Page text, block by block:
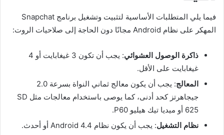
فيما يلي المتطلبات الأساسية لتثبيت وتشغيل برنامج
المهكر على نظام
مجانًا دون الحاجة إلى صلاحيات الروت:
ذاكرة الوصول العشوائي: يجب أن تكون غيغابايت أو
غيغابايت على الأقل.
المعالج: يجب أن يكون معالج ثماني النواة بسرعة
جيجاهرتز كحد أدنى، كما يوصى باستخدام معالجات مثل SD
625 أو ميديا تيك هيليو
نظام التشغيل: يجب أن يكون نظام أو أحدث.